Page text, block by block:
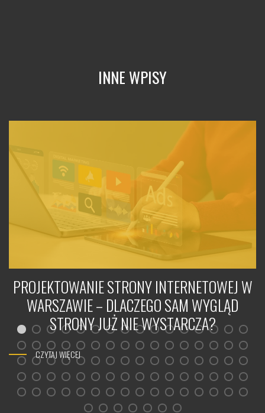
INNE WPISY
PROJEKTOWANIE STRONY INTERNETOWEJ W
WARSZAWIE – DLACZEGO SAM WYGLĄD
STRONY JUŻ NIE WYSTARCZA?
CZYTAJ WIĘCEJ